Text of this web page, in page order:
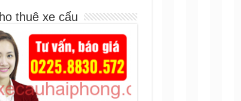
thuê xe cẩu